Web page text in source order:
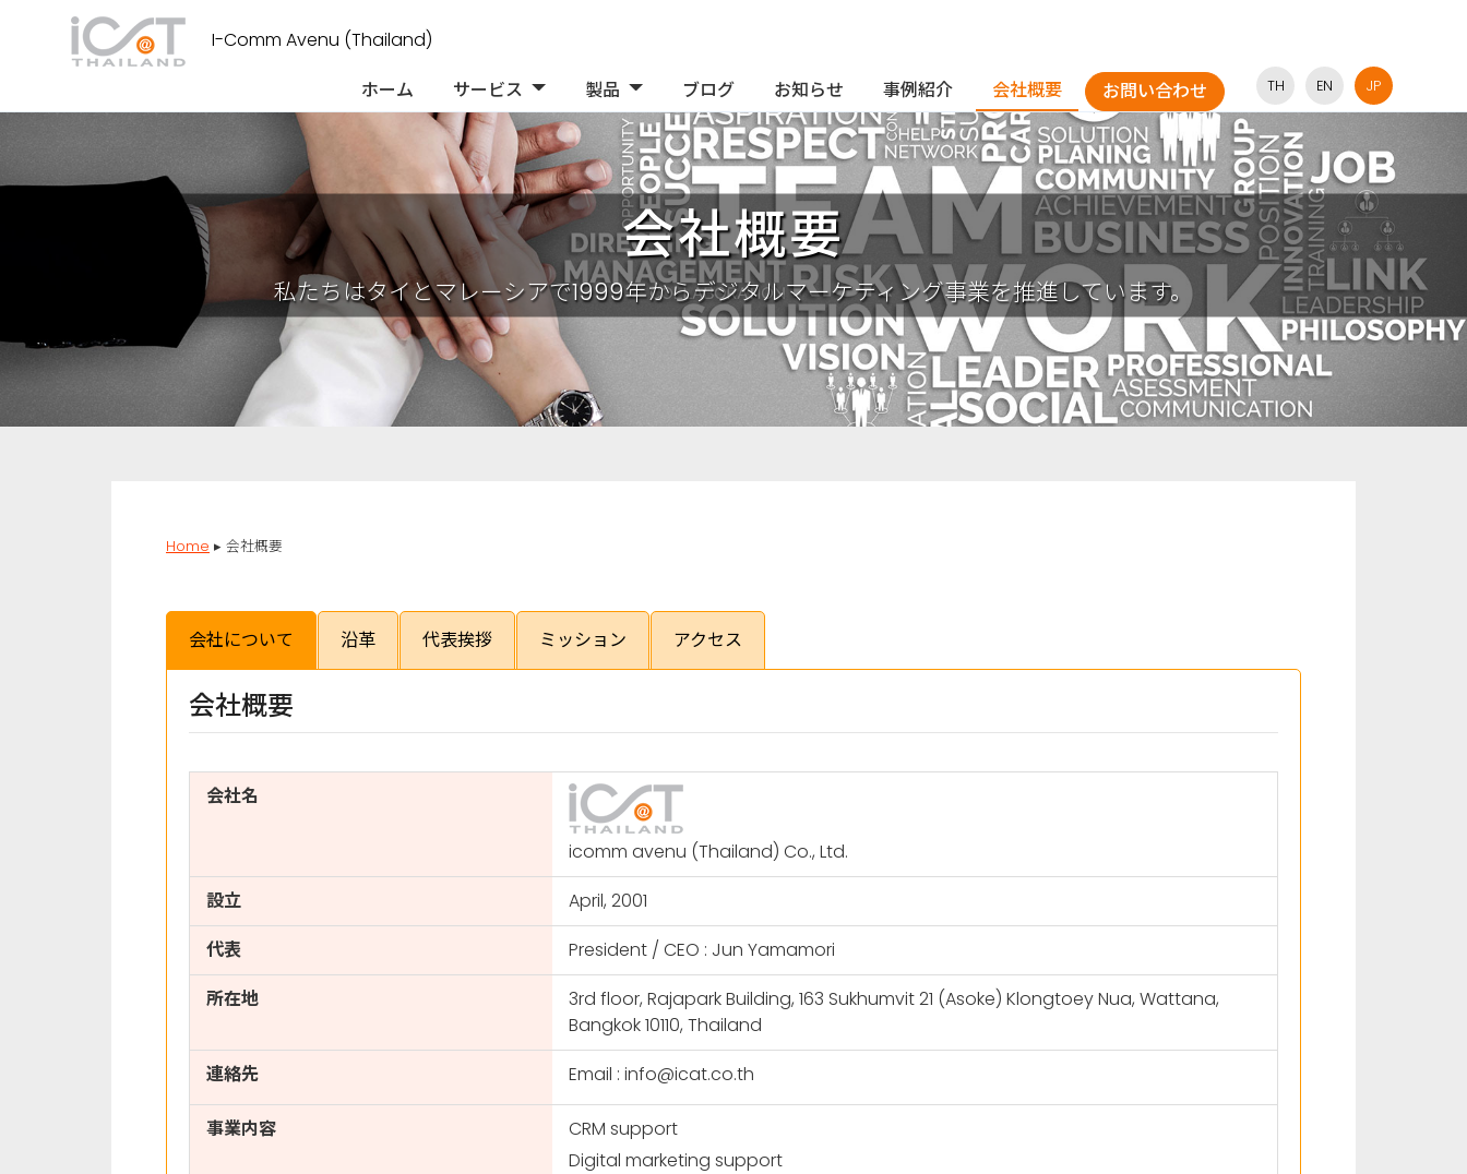
I-Comm Avenu (Thailand)
ホーム
サービス 製品 ブログ お知らせ 事例紹介 会社概要 お問い合わせ TH EN JP
会社概要
私たちはタイとマレーシアで1999年からデジタルマーケティング事業を推進しています。
Home ▸ 会社概要
会社について 沿革 代表挨拶 ミッション アクセス
会社概要
会社名
icomm avenu (Thailand) Co., Ltd.
設立
April, 2001
代表
President / CEO : Jun Yamamori
所在地
3rd floor, Rajapark Building, 163 Sukhumvit 21 (Asoke) Klongtoey Nua, Wattana,
Bangkok 10110, Thailand
連絡先
Email : info@icat.co.th
事業内容
CRM support
Digital marketing support